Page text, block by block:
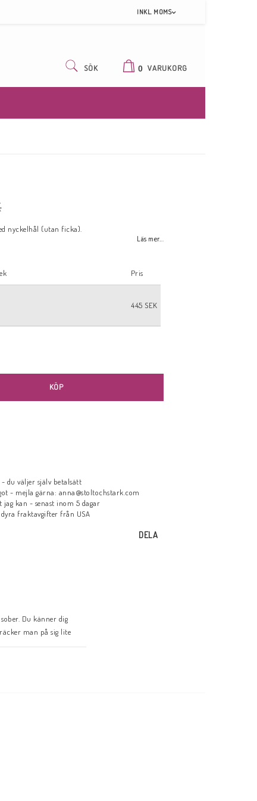
INKL. MOMS
VARUKORG
0
SÖK
nyckelhål (utan ficka).
Läs mer...
Pris
445 SEK
KÖP
du väljer själv betalsätt
- mejla gärna: anna@stoltochstark.com
jag kan - senast inom 5 dagar
fraktavgifter från USA
DELA
Du känner dig
man på sig lite
en löprunda i den innan
till fest.